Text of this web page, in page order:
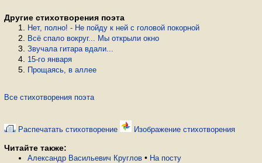
Другие стихотворения поэта
Нет, полно! - Не пойду к ней с головой покорной
Всё спало вокруг... Мы открыли окно
Звучала гитара вдали...
15-го января
Прощаясь, в аллее
Все стихотворения поэта
Распечатать стихотворение Изображение стихотворения
Читайте также:
Александр Васильевич Круглов • На посту